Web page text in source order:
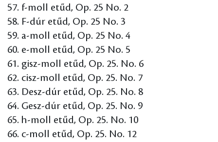
57. f-moll etűd, Op. 25 No. 2
58. F-dúr etűd, Op. 25 No. 3
59. a-moll etűd, Op. 25 No. 4
60. e-moll etűd, Op. 25 No. 5
61. gisz-moll etűd, Op. 25. No. 6
62. cisz-moll etűd, Op. 25. No. 7
63. Desz-dúr etűd, Op. 25. No. 8
64. Gesz-dúr etűd, Op. 25. No. 9
65. h-moll etűd, Op. 25. No. 10
66. c-moll etűd, Op. 25. No. 12